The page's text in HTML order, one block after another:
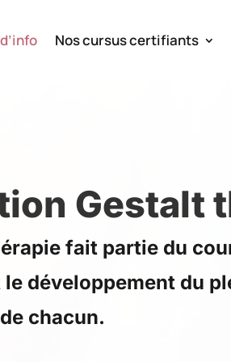
Nos cursus certifiants
Gestalt
fait partie du
développement du
chacun.